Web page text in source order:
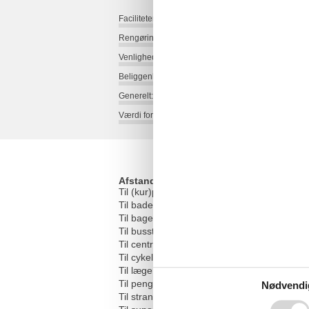
Faciliteter:
Rengøring:
Venlighed:
Beliggenhed:
Generelt:
Værdi for pengene:
Afstande
Til (kur)parken/skoven
Til badepladsen/vandmassen
Til bageren
Til busstoppestedet
Til centrum
Til cykelstien
Til lægen
Til pengeautomaten/banken
Til stranden